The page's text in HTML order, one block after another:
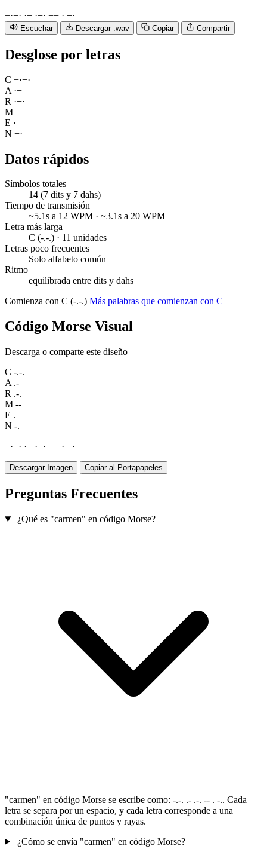
−·−· ·− ·−· −− · −·
Escuchar Descargar .wav Copiar Compartir
Desglose por letras
C −·−·
A ·−
R ·−·
M −−
E ·
N −·
Datos rápidos
Símbolos totales
14 (7 dits y 7 dahs)
Tiempo de transmisión
~5.1s a 12 WPM · ~3.1s a 20 WPM
Letra más larga
C (-.-.) · 11 unidades
Letras poco frecuentes
Solo alfabeto común
Ritmo
equilibrada entre dits y dahs
Comienza con C (-.-.) Más palabras que comienzan con C
Código Morse Visual
Descarga o comparte este diseño
C -.-.
A .-
R .-.
M --
E .
N -.
−·−· ·− ·−· −− · −·
Descargar Imagen Copiar al Portapapeles
Preguntas Frecuentes
¿Qué es "carmen" en código Morse?
"carmen" en código Morse se escribe como: -.-. .- .-. -- . -.. Cada
letra se separa por un espacio, y cada letra corresponde a una
combinación única de puntos y rayas.
¿Cómo se envía "carmen" en código Morse?